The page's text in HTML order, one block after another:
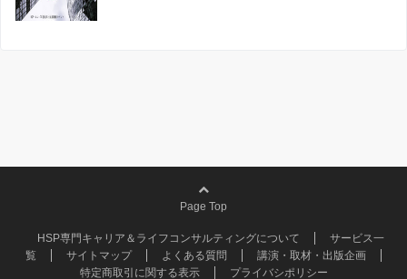
Page Top
HSP専門キャリア＆ライフコンサルティングについて
サービス一
覧
サイトマップ よくある質問
講演・取材・出版企画
特定商取引に関する表示
プライバシポリシー